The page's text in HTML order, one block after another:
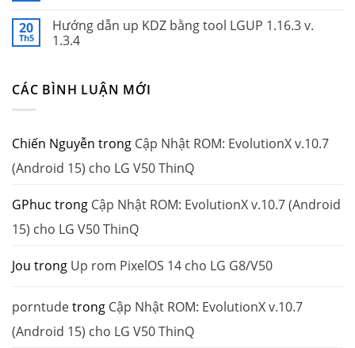
20
Th5
Hướng dẫn up KDZ bằng tool LGUP 1.16.3 v.
1.3.4
CÁC BÌNH LUẬN MỚI
Chiến Nguyễn trong Cập Nhật ROM: EvolutionX v.10.7
(Android 15) cho LG V50 ThinQ
GPhuc trong Cập Nhật ROM: EvolutionX v.10.7 (Android
15) cho LG V50 ThinQ
Jou trong Up rom PixelOS 14 cho LG G8/V50
porntudetrong Cập Nhật ROM: EvolutionX v.10.7
(Android 15) cho LG V50 ThinQ